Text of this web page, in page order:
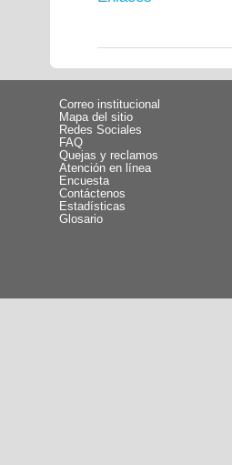
Correo institucional
Mapa del sitio
Redes Sociales
FAQ
Quejas y reclamos
Atención en línea
Encuesta
Contáctenos
Estadísticas
Glosario